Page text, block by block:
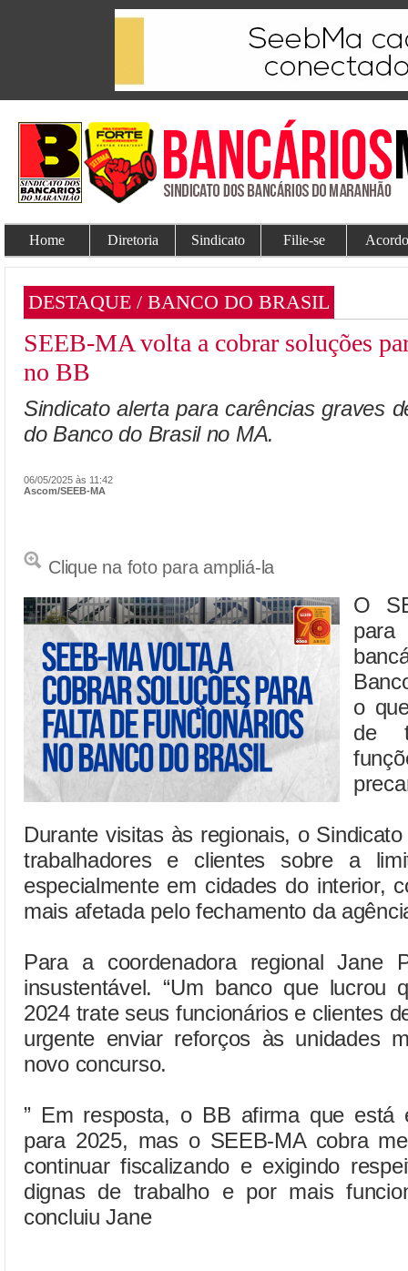
Home Diretoria Sindicato Filie-se
DESTAQUE / BANCO DO BRASIL
SEEB-MA volta a cobrar soluções
no BB
Sindicato alerta para carências graves
do Banco do Brasil no MA.
06/05/2025 às 11:42
Ascom/SEEB-MA
Clique na foto para ampliá-la
O
o
de
Durante visitas às regionais, o
trabalhadores e clientes sobre a
especialmente em cidades do interior,
mais afetada pelo fechamento da
Para a coordenadora regional Jane
insustentável. “Um banco que lucrou
2024 trate seus funcionários e clientes
urgente enviar reforços às unidades
novo concurso.
” Em resposta, o BB afirma que está
para 2025, mas o SEEB-MA cobra
continuar fiscalizando e exigindo
dignas de trabalho e por mais
concluiu Jane